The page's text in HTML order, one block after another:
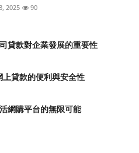
2025 90
貸款對企業發展的重要性
貸款的便利與安全性
網購平台的無限可能